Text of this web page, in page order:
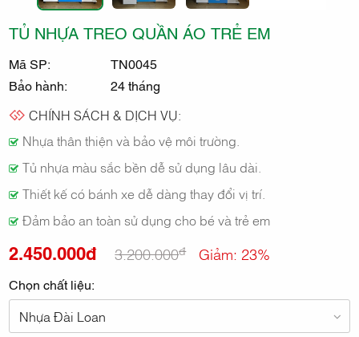
TỦ NHỰA TREO QUẦN ÁO TRẺ EM
Mã SP:
TN0045
Bảo hành:
24 tháng
CHÍNH SÁCH & DỊCH VỤ:
Nhựa thân thiện và bảo vệ môi trường.
Tủ nhựa màu sắc bền dễ sử dụng lâu dài.
Thiết kế có bánh xe dễ dàng thay đổi vị trí.
Đảm bảo an toàn sử dụng cho bé và trẻ em
2.450.000đ 3.200.000đ Giảm: 23%
Chọn chất liệu:
Nhựa Đài Loan